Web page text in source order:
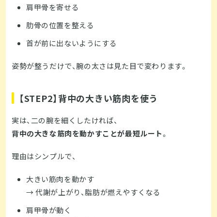
肩甲骨を寄せる
肋骨の位置を整える
首が前に出ないようにする
姿勢が整うだけで、腕の太さは見た目で変わります。
【STEP2】背中の大きい筋肉を使う
実は、二の腕を細くしたければ、
背中の大きな筋肉を動かすことが最短ルート。
理由はシンプルで、
大きい筋肉を動かす
→ 代謝が上がり、脂肪が燃えやすくなる
肩甲骨が動く